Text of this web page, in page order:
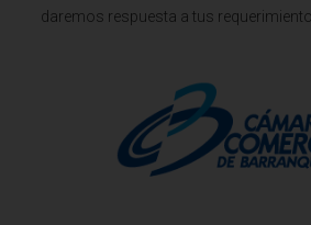
daremos respuesta a tus